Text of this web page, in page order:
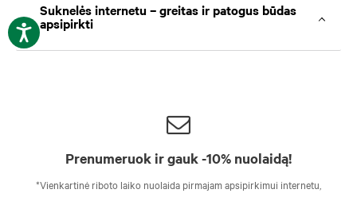
Suknelės internetu – greitas ir patogus būdas
apsipirkti
Prenumeruok ir gauk -10% nuolaidą!
*Vienkartinė riboto laiko nuolaida pirmajam apsipirkimui internetu,